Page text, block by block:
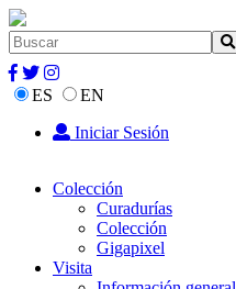
ES
EN
Iniciar Sesión
Colección
Curadurías
Colección
Gigapixel
Visita